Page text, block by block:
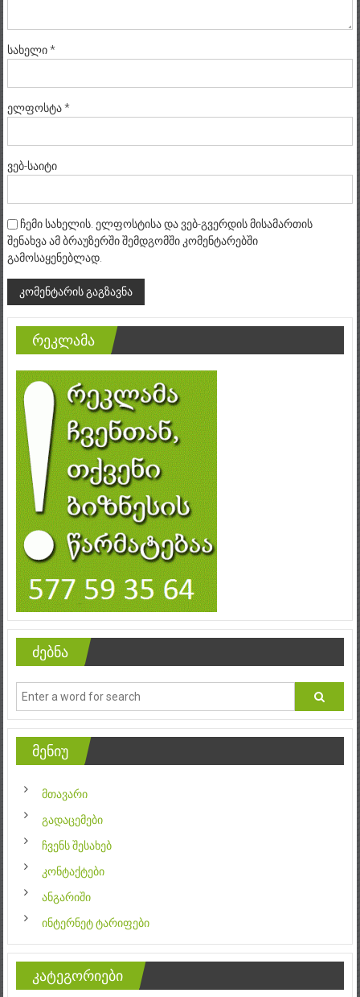
სახელი*
ელფოსტა*
ვებ-საიტი
ჩემი სახელის. ელფოსტისა და ვებ-გვერდის მისამართის
შენახვა ამ ბრაუზერში შემდგომში კომენტარებში
გამოსაყენებლად.
რეკლამა
ძებნა
მენიუ
მთავარი
გადაცემები
ჩვენს შესახებ
კონტაქტები
ანგარიში
ინტერნეტ ტარიფები
კატეგორიები